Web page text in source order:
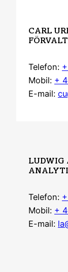
CARL
Telefon:
Mobil: +
E-mail:
LUDWIG
Telefon:
Mobil: +
E-mail: